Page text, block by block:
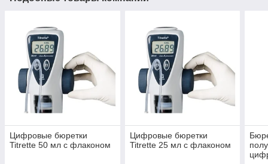
Цифровые бюретки
Titrette 50 мл с флаконом
Цифровые бюретки
Titrette 25 мл с флаконом